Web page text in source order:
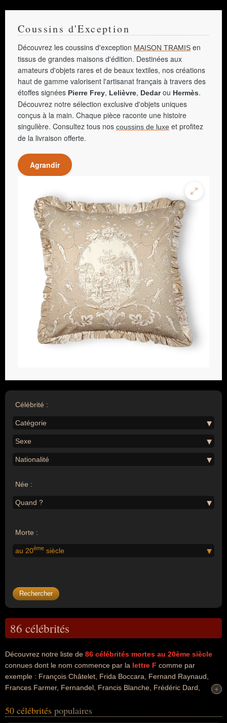
Coussins d'Exception
Découvrez les coussins d'exception MAISON TRAMIS en
tissus de grandes maisons d'édition. Destinées aux
amateurs d'objets rares et de beaux textiles, nos créations
haut de gamme valorisent l'artisanat français à travers des
étoffes signées Pierre Frey, Lelièvre, Dedarou Hermès.
Découvrez notre sélection exclusive d'objets uniques
conçus à la main. Chaque pièce raconte une histoire
singulière. Consultez tous nos coussins de luxe et profitez
de la livraison offerte.
Agrandir
Célébrité :
Catégorie
Sexe
Nationalité
Née :
Quand ?
Morte :
au 20ème siècle
86 célébrités
Découvrez notre liste de 86 célébrités mortes au 20ème siècle
connues dont le nom commence par la lettre F comme par
exemple : François Châtelet, Frida Boccara, Fernand Raynaud,
Frances Farmer, Fernandel, Francis Blanche, Frédéric Dard,
personnalités peuvent avoir des liens variés dans les domaines de
+
+
50 célébrités populaires